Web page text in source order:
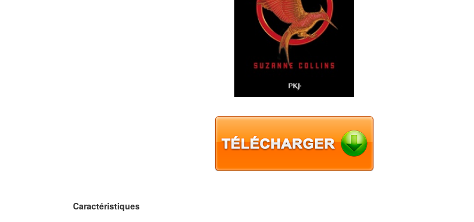
Caractéristiques